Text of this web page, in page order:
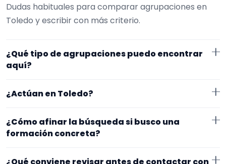
Dudas habituales para comparar agrupaciones en
Toledo y escribir con más criterio.
¿Qué tipo de agrupaciones puedo encontrar
aquí?
procesiones. Conviene comparar repertorio, tamaño
¿Actúan en Toledo?
trabajan en Toledo. Algunos son de la zona y otros se
exacto, horarios y posibles gastos.
¿Cómo afinar la búsqueda si busco una
formación concreta?
Empieza por el tipo de evento y la zona. Si ya sabes el
¿Qué conviene revisar antes de contactar con